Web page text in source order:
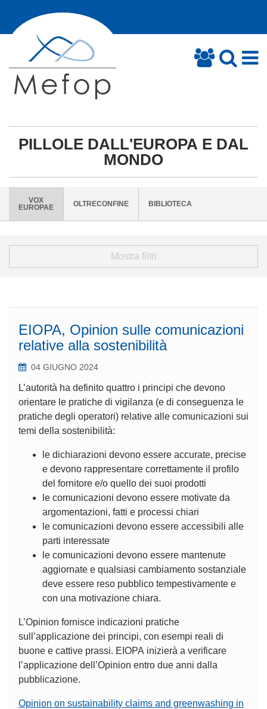
PILLOLE DALL'EUROPA E DAL
MONDO
VOX
EUROPAE
OLTRECONFINE BIBLIOTECA
Mostra filtri
EIOPA, Opinion sulle comunicazioni
relative alla sostenibilità
04 GIUGNO 2024
L’autorità ha definito quattro i principi che devono
orientare le pratiche di vigilanza (e di conseguenza le
pratiche degli operatori) relative alle comunicazioni sui
temi della sostenibilità:
le dichiarazioni devono essere accurate, precise
e devono rappresentare correttamente il profilo
del fornitore e/o quello dei suoi prodotti
le comunicazioni devono essere motivate da
argomentazioni, fatti e processi chiari
le comunicazioni devono essere accessibili alle
parti interessate
le comunicazioni devono essere mantenute
aggiornate e qualsiasi cambiamento sostanziale
deve essere reso pubblico tempestivamente e
con una motivazione chiara.
L’Opinion fornisce indicazioni pratiche
sull’applicazione dei principi, con esempi reali di
buone e cattive prassi. EIOPA inizierà a verificare
l’applicazione dell’Opinion entro due anni dalla
pubblicazione.
Opinion on sustainability claims and greenwashing in